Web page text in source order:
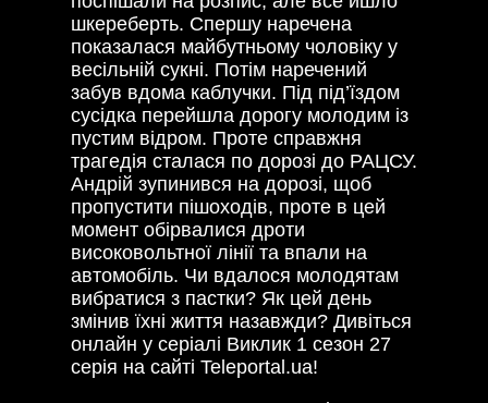
шкереберть. Спершу наречена
показалася майбутньому чоловіку у
весільній сукні. Потім наречений
забув вдома каблучки. Під під’їздом
сусідка перейшла дорогу молодим із
пустим відром. Проте справжня
трагедія сталася по дорозі до РАЦСУ.
Андрій зупинився на дорозі, щоб
пропустити пішоходів, проте в цей
момент обірвалися дроти
високовольтної лінії та впали на
автомобіль. Чи вдалося молодятам
вибратися з пастки? Як цей день
змінив їхні життя назавжди? Дивіться
онлайн у серіалі Виклик 1 сезон 27
серія на сайті Teleportal.ua!